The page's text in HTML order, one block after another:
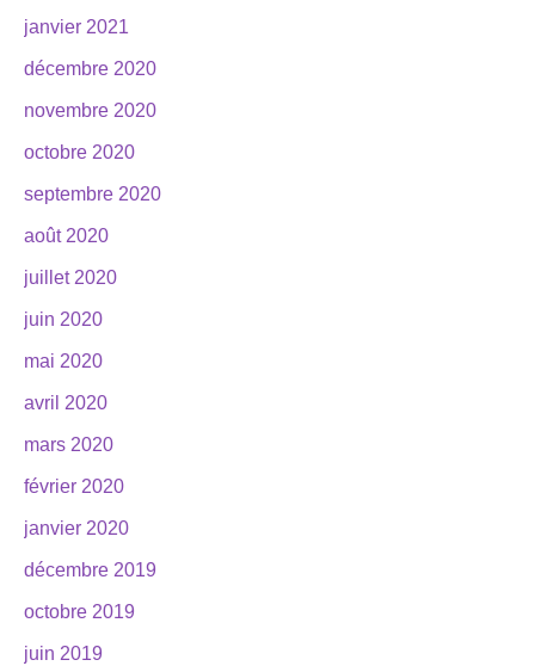
janvier 2021
décembre 2020
novembre 2020
octobre 2020
septembre 2020
août 2020
juillet 2020
juin 2020
mai 2020
avril 2020
mars 2020
février 2020
janvier 2020
décembre 2019
octobre 2019
juin 2019